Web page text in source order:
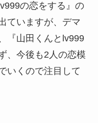
の恋をする』の
ていますが、デマ
『山田くんとlv999
、今後も2人の恋模
いくので注目して